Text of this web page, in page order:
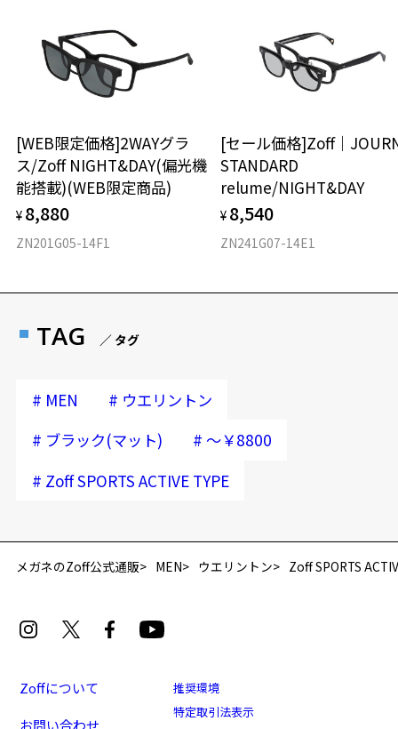
[WEB限定価格]2WAYグラ
ス/Zoff NIGHT&DAY(偏光機
能搭載)(WEB限定商品)
¥ 8,880
ZN201G05-14F1
[セール価格]Zoff｜
STANDARD
relume/NIGHT&DAY
¥ 8,540
ZN241G07-14E1
TAG ／ タグ
# MEN # ウエリントン
# ブラック(マット) # ～￥8800
# Zoff SPORTS ACTIVE TYPE
メガネのZoff公式通販 MEN ウエリントン Zoff SPORTS
Zoffについて
お問い合わせ
推奨環境
特定取引法表示